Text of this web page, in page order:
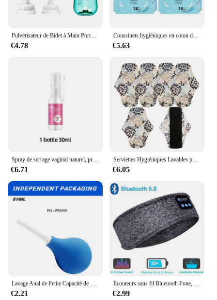
€4.78
Coussinets hygiéniques en coton doux, anion d'amour, longueur 155mm, 90 pièces, 3 paquets/lot
€5.63
€6.71
Serviettes Hygiéniques Lavables pour Femme, 5 Pièces, Tampon Menstruel, Réutilisable, Charbon de Bambou, Produit d'Hygiène Féminine, Coussinets de Gril
€6.05
€2.21 €2.99